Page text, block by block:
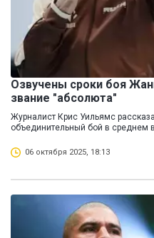
Озвучены сроки боя
звание "абсолюта"
Журналист Крис Уильямс
объединительный бой в среднем
06 октября 2025, 18:13